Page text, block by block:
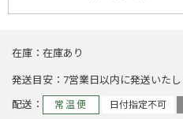
在庫 在庫あり
発送目安 7営業日以内に発送いたし
配送 常温便 日付指定不可